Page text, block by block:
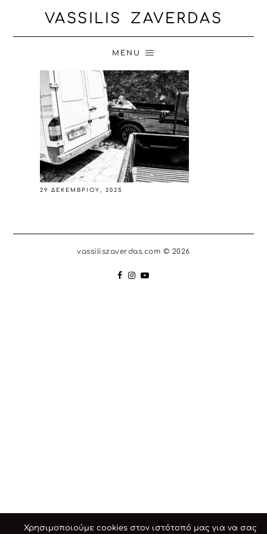
VASSILIS ZAVERDAS
MENU
29 ΔΕΚΕΜΒΡΊΟΥ, 2025
vassiliszaverdas.com © 2026
Χρησιμοποιούμε cookies στον ιστότοπό μας για να σας